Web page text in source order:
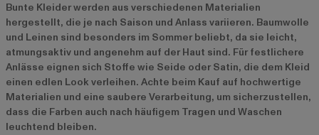
Bunte Kleider werden aus verschiedenen Materialien
hergestellt, die je nach Saison und Anlass variieren. Baumwolle
und Leinen sind besonders im Sommer beliebt, da sie leicht,
atmungsaktiv und angenehm auf der Haut sind. Für festlichere
Anlässe eignen sich Stoffe wie Seide oder Satin, die dem Kleid
einen edlen Look verleihen. Achte beim Kauf auf hochwertige
Materialien und eine saubere Verarbeitung, um sicherzustellen,
dass die Farben auch nach häufigem Tragen und Waschen
leuchtend bleiben.